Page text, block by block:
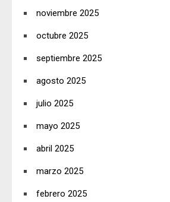
noviembre 2025
octubre 2025
septiembre 2025
agosto 2025
julio 2025
mayo 2025
abril 2025
marzo 2025
febrero 2025